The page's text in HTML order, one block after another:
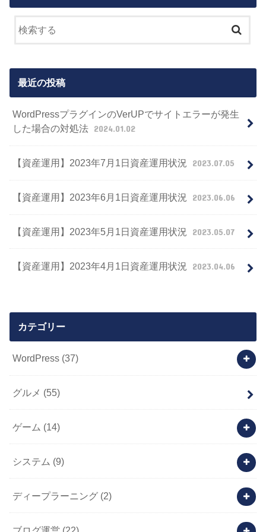
最近の投稿
WordPressプラグインのVerUPでサイトエラーが発生
した場合の対処法 2024.01.02
【資産運用】2023年7月1日資産運用状況 2023.07.05
【資産運用】2023年6月1日資産運用状況 2023.06.06
【資産運用】2023年5月1日資産運用状況 2023.05.07
【資産運用】2023年4月1日資産運用状況 2023.04.06
カテゴリー
WordPress (37)
グルメ (55)
ゲーム (14)
システム (9)
ディープラーニング (2)